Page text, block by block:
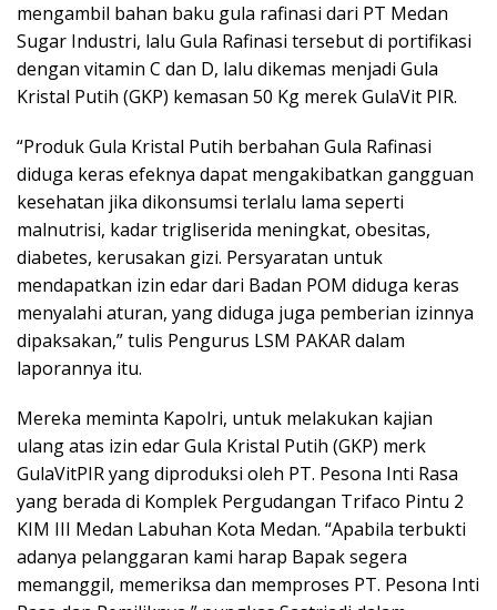
mengambil bahan baku gula rafinasi dari PT Medan
Sugar Industri, lalu Gula Rafinasi tersebut di portifikasi
dengan vitamin C dan D, lalu dikemas menjadi Gula
Kristal Putih (GKP) kemasan 50 Kg merek GulaVit PIR.
“Produk Gula Kristal Putih berbahan Gula Rafinasi
diduga keras efeknya dapat mengakibatkan gangguan
kesehatan jika dikonsumsi terlalu lama seperti
malnutrisi, kadar trigliserida meningkat, obesitas,
diabetes, kerusakan gizi. Persyaratan untuk
mendapatkan izin edar dari Badan POM diduga keras
menyalahi aturan, yang diduga juga pemberian izinnya
dipaksakan,” tulis Pengurus LSM PAKAR dalam
laporannya itu.
Mereka meminta Kapolri, untuk melakukan kajian
ulang atas izin edar Gula Kristal Putih (GKP) merk
GulaVitPIR yang diproduksi oleh PT. Pesona Inti Rasa
yang berada di Komplek Pergudangan Trifaco Pintu 2
KIM III Medan Labuhan Kota Medan. “Apabila terbukti
adanya pelanggaran kami harap Bapak segera
memanggil, memeriksa dan memproses PT. Pesona Inti